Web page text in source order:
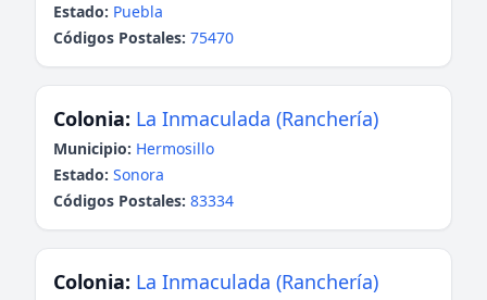
Estado: Puebla
Códigos Postales: 75470
Colonia: La Inmaculada (Ranchería)
Municipio: Hermosillo
Estado: Sonora
Códigos Postales: 83334
Colonia: La Inmaculada (Ranchería)